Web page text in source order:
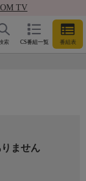
TV
CS番組一覧 番組表
索
ません